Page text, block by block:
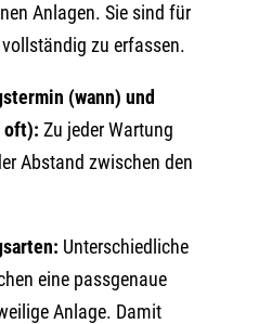
Anlagen. Sie sind für
zu erfassen.
(wann) und
oft): Zu jeder Wartung
Abstand zwischen den
Unterschiedliche
eine passgenaue
Anlage. Damit